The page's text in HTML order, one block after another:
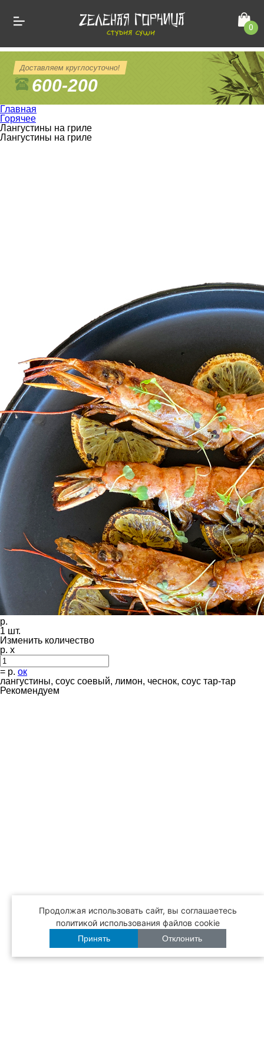
0
Доставляем круглосуточно!
600-200
Главная
Горячее
Лангустины на гриле
Лангустины на гриле
р.
1 шт.
Изменить количество
р. x
= р. ок
лангустины, соус соевый, лимон, чеснок, соус тар-тар
Рекомендуем
Продолжая использовать сайт, вы соглашаетесь
политикой использования файлов cookie
Принять Отклонить